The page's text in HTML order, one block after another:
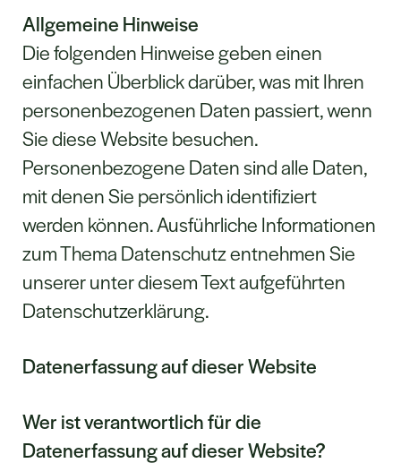
Allgemeine Hinweise
Die folgenden Hinweise geben einen
einfachen Überblick darüber, was mit Ihren
personenbezogenen Daten passiert, wenn
Sie diese Website besuchen.
Personenbezogene Daten sind alle Daten,
mit denen Sie persönlich identifiziert
werden können. Ausführliche Informationen
zum Thema Datenschutz entnehmen Sie
unserer unter diesem Text aufgeführten
Datenschutzerklärung.
Datenerfassung auf dieser Website
Wer ist verantwortlich für die
Datenerfassung auf dieser Website?